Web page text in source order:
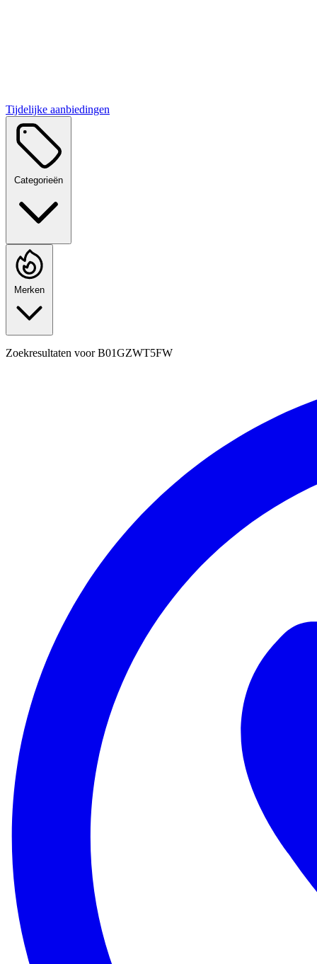
Tijdelijke aanbiedingen
Categorieën
Merken
Zoekresultaten voorB01GZWT5FW